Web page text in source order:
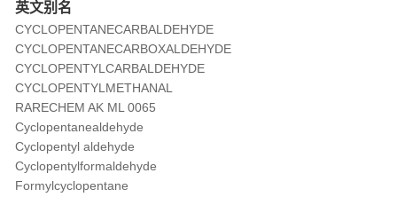
英文别名
CYCLOPENTANECARBALDEHYDE
CYCLOPENTANECARBOXALDEHYDE
CYCLOPENTYLCARBALDEHYDE
CYCLOPENTYLMETHANAL
RARECHEM AK ML 0065
Cyclopentanealdehyde
Cyclopentyl aldehyde
Cyclopentylformaldehyde
Formylcyclopentane